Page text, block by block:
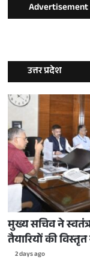
Advertisement
उत्तर प्रदेश
मुख्य सचिव ने
तैयारियों की
2 days ago